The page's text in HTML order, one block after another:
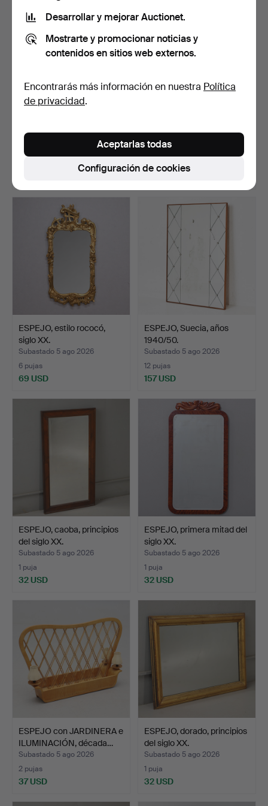
neorrenacimiento, siglos …
imperio.
Subastado 5 ago 2026
3 pujas
ESPEJO, estilo rococó,
siglo XX.
Subastado 5 ago 2026
6 pujas
69 USD
ESPEJO, Suecia, años
1940/50.
Subastado 5 ago 2026
12 pujas
157 USD
ESPEJO, caoba, principios
del siglo XX.
Subastado 5 ago 2026
1 puja
32 USD
ESPEJO, primera mitad del
siglo XX.
Subastado 5 ago 2026
1 puja
32 USD
ESPEJO con JARDINERA e
ILUMINACIÓN, década…
Subastado 5 ago 2026
2 pujas
37 USD
ESPEJO, dorado, principios
del siglo XX.
Subastado 5 ago 2026
1 puja
32 USD
Desarrollar y mejorar Auctionet.
Mostrarte y promocionar noticias y
contenidos en sitios web externos.
Encontrarás más información en nuestra Política
de privacidad.
Configuración de cookies
Aceptarlas todas